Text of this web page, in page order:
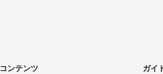
コンテンツ ガイ